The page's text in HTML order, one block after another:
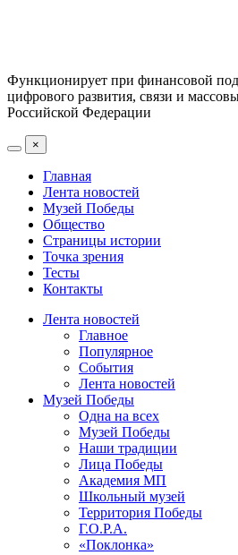
Функционирует при финансовой
цифрового развития, связи и
Российской Федерации
×
Главная
Лента новостей
Музей Победы
Общество
Страницы истории
Точка зрения
Тесты
Контакты
Лента новостей
Главное
Популярное
События
Лента новостей
Музей Победы
Одна на всех
Музей Победы
Наши традиции
Лица Победы
Академия МП
Школьный музей
Территория Победы
Г.О.Р.А.
«Поклонка»